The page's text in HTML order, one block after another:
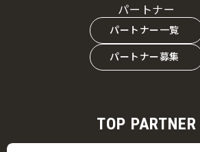
パートナー
パートナー一覧
パートナー募集
TOP PARTNER